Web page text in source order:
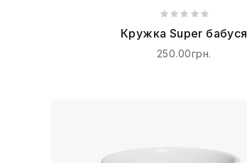
Кружка Super бабуся
250.00грн.